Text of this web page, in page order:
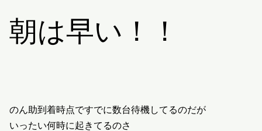
朝は早い！！
のん助到着時点ですでに数台待機してるのだが
いったい何時に起きてるのさ